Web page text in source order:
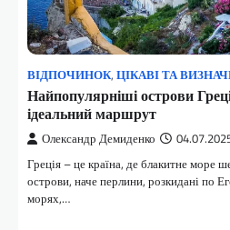
ВІДПОЧИНОК, ЦІКАВІ ТА
Найпопулярніші острови
ідеальний маршрут
Олександр Демиденко
Греція – це країна, де блакитне море
острови, наче перлини, розкидані по
морях,…